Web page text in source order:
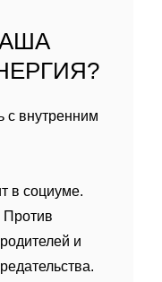
с внутренним
в социуме.
Против
и